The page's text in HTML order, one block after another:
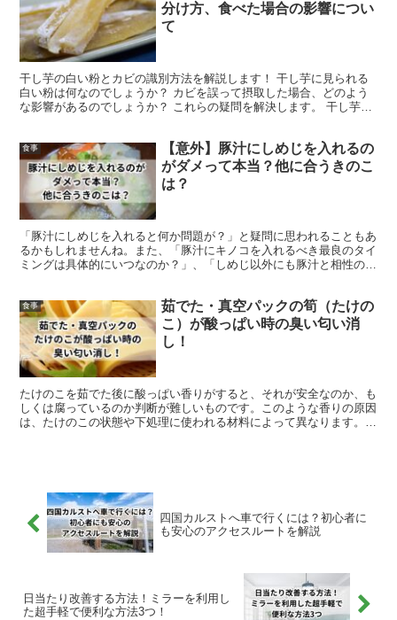
分け方、食べた場合の影響につい
て
干し芋の白い粉とカビの識別方法を解説します！ 干し芋に見られる
白い粉は何なのでしょうか？ カビを誤って摂取した場合、どのよう
な影響があるのでしょうか？ これらの疑問を解決します。 干し芋に
食事
【意外】豚汁にしめじを入れるの
がダメって本当？他に合うきのこ
は？
「豚汁にしめじを入れると何か問題が？」と疑問に思われることもあ
るかもしれませんね。また、「豚汁にキノコを入れるべき最良のタイ
ミングは具体的にいつなのか？」、「しめじ以外にも豚汁と相性の良
食事
茹でた・真空パックの筍（たけの
こ）が酸っぱい時の臭い匂い消
し！
たけのこを茹でた後に酸っぱい香りがすると、それが安全なのか、も
しくは腐っているのか判断が難しいものです。このような香りの原因
は、たけのこの状態や下処理に使われる材料によって異なります。
四国カルストへ車で行くには？初心者に
も安心のアクセスルートを解説
日当たり改善する方法！ミラーを利用し
た超手軽で便利な方法3つ！